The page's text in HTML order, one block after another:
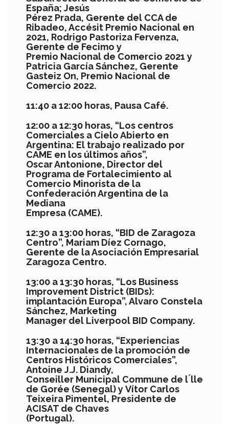
España; Jesús
Pérez Prada, Gerente del CCA de
Ribadeo, Accésit Premio Nacional en
2021, Rodrigo Pastoriza Fervenza,
Gerente de Fecimo y
Premio Nacional de Comercio 2021 y
Patricia GarcíaSánchez, Gerente
Gasteiz On, Premio Nacional de
Comercio 2022.
11:40 a 12:00 horas, Pausa Café.
12:00 a 12:30 horas, “Los centros
Comerciales a Cielo Abierto en
Argentina: El trabajo realizado por
CAME en los últimos años”,
Oscar Antonione, Director del
Programa de Fortalecimiento al
Comercio Minorista de la
Confederación Argentina de la
Mediana
Empresa (CAME).
12:30 a 13:00 horas, “BID de Zaragoza
Centro”, Mariam Díez Cornago,
Gerente de la Asociación Empresarial
Zaragoza Centro.
13:00 a 13:30 horas, “Los Business
Improvement District (BIDs):
implantación Europa”, Alvaro Constela
Sánchez, Marketing
Manager del Liverpool BID Company.
13:30 a 14:30 horas, “Experiencias
Internacionales de la promoción de
Centros Históricos Comerciales”,
Antoine J.J. Diandy,
Conseiller Municipal Commune de l ́lle
de Gorée (Senegal)yVítor Carlos
Teixeira Pimentel, Presidente de
ACISAT de Chaves
(Portugal).